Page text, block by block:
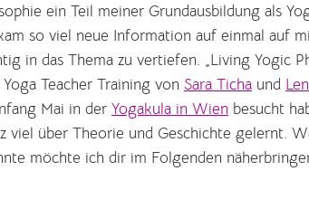
ein Teil meiner Grundausbildung als
so viel neue Information auf einmal auf
in das Thema zu vertiefen. „Living Yogic
Teacher Training von Sara Ticha und
Mai in der Yogakula in Wien besucht
viel über Theorie und Geschichte gelernt.
möchte ich dir im Folgenden